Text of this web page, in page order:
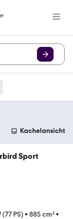
Kachelansicht
Sport
(77 PS) • 885 cm³•